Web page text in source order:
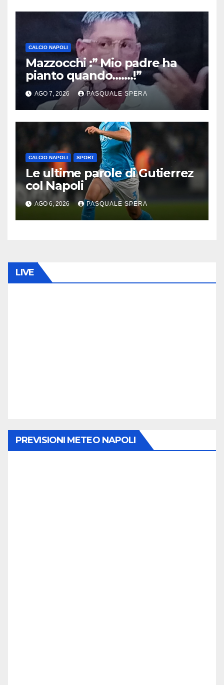
CALCIO NAPOLI
Mazzocchi :” Mio padre ha
pianto quando…….!”
AGO 7, 2026 PASQUALE SPERA
CALCIO NAPOLI SPORT
Le ultime parole di Gutierrez
col Napoli
AGO 6, 2026 PASQUALE SPERA
LIVE
PREVISIONI METEO NAPOLI